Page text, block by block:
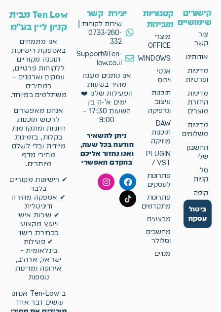
קישורים
שימושיים
צור
קשר
אודותינו
מדיניות
ופרטיות
מדיניות
החזרת
מוצרים
מדיניות
משלוחים
החשבון
שלי
סל
קניות
קופה
ביטול
עסקה
קטגוריות
מובילות
מוצרי
OFFICE
WINDOWS
אנטי
וירוס
תוכנות
עיצוב
וגרפיקה
DAW
תוכנות
מוזיקה
PLUGIN
/ VST
פתרונות
לעסקים
פתרונות
מתקדמים
מבצעים
מחשבים
וסלולר
מנויים
יצירת קשר
שירות לקוחות |
0733-260-
332
Support@Ten-
low.co.il
אנו נותנים מענה
מהיר בשעות
הפעילות שלנו ❤️
ימים א'-ה בין
השעות 17:30 –
9:00
ניתן להשאיר
הודעה בכל שעה,
ואנו נחזור אליכם
בהקדם האפשרי
Ten Low מבית
קניון ליין בע"מ
אנו מתמחים
באספקת רישיונות
תוכנה מקוריים
ללקוחות פרטיים,
עסקים וארגונים –
במחירים
משתלמים במיוחד.
אנחנו מאפשרים
לרכוש תוכנות
חיוניות ומתקדמות
בקלות, בזמינות
מיידית ובלי לשלם
מחירי מדף
מיותרים.
✔ רישיונות מקוריים
בלבד
✔ אספקה מהירה
ודיגיטלית
✔ שירות אישי
ויעוץ מקצועי
בבחירת רישוי
✔ פעילות
בינלאומית –
ישראל, ארה״ב,
אירופה ומדינות
נוספות
ב־Ten-Low אנחנו
עושים דבר אחד